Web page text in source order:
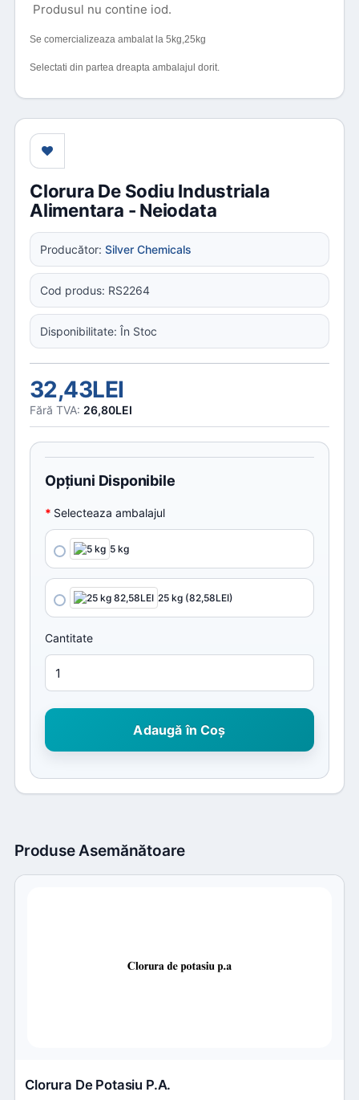
Produsul nu contine iod.
Se comercializeaza ambalat la 5kg,25kg
Selectati din partea dreapta ambalajul dorit.
Clorura De Sodiu Industriala
Alimentara - Neiodata
Producător: Silver Chemicals
Cod produs: RS2264
Disponibilitate: În Stoc
32,43LEI
Fără TVA: 26,80LEI
Opţiuni Disponibile
Selecteaza ambalajul
5 kg
25 kg (82,58LEI)
Cantitate
Adaugă în Coş
Produse Asemănătoare
Clorura De Potasiu P.a.